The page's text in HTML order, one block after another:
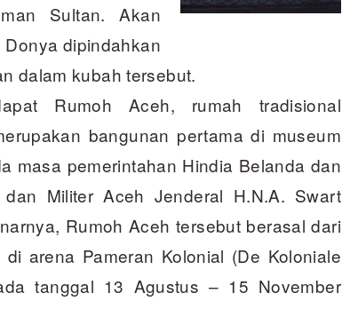
Sultan. Akan
dipindahkan
dalam kubah tersebut.
Rumoh Aceh, rumah tradisional
bangunan pertama di museum
masa pemerintahan Hindia Belanda dan
Militer Aceh Jenderal H.N.A. Swart
Rumoh Aceh tersebut berasal dari
arena Pameran Kolonial (De Koloniale
tanggal 13 Agustus – 15 November